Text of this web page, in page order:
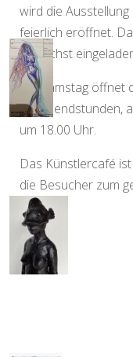
wird die
feierlich eröffnet.
herzlichst
Am Samstag öffnet
die Abendstunden,
um 18.00 Uhr.
Das Künstlercafé
die Besucher zum
ein.